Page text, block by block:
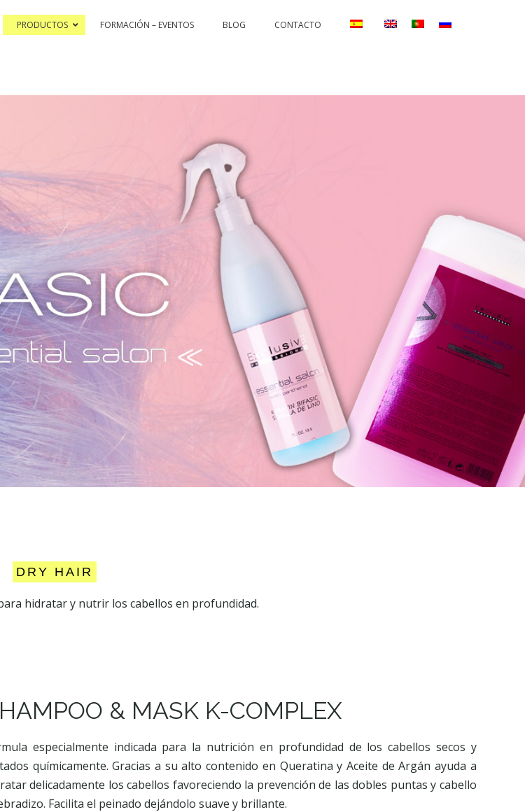
PRODUCTOS
BLEACHING AND CORRECTIONS
REFLEX(O] COLOR
FORMACIÓN – EVENTOS BLOG CONTACTO
DRY HAIR
hidratar y nutrir los cabellos en profundidad.
& MASK K-COMPLEX
especialmente indicada para la nutrición en profundidad de los cabellos secos y
químicamente. Gracias a su alto contenido en Queratina y Aceite de Argán ayuda a
delicadamente los cabellos favoreciendo la prevención de las dobles puntas y cabello
Facilita el peinado dejándolo suave y brillante.